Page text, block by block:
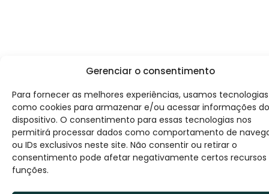
Gerenciar o consentimento
Para fornecer as melhores experiências, usamos tecnologias
como cookies para armazenar e/ou acessar informações do
dispositivo. O consentimento para essas tecnologias nos
permitirá processar dados como comportamento de
ou IDs exclusivos neste site. Não consentir ou retirar o
consentimento pode afetar negativamente certos recursos
funções.